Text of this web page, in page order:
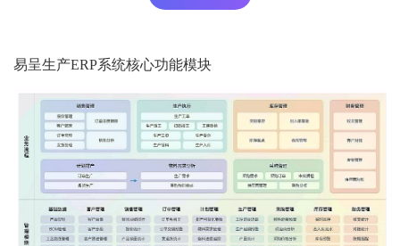
易呈生产ERP系统核心功能模块